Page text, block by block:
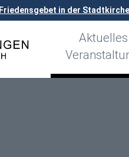
Friedensgebet in der Stadtkirche